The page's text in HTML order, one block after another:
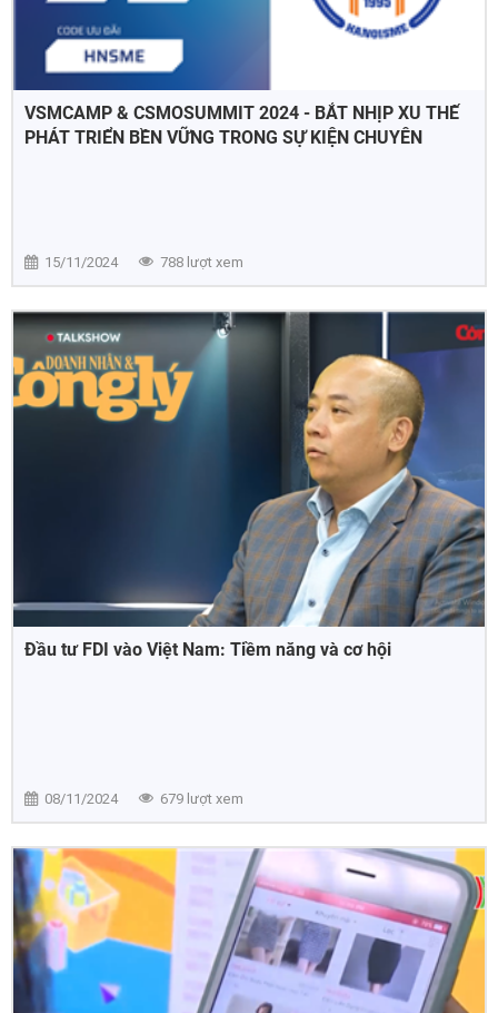
VSMCAMP & CSMOSUMMIT 2024 - BẮT NHỊP XU THẾ
PHÁT TRIỂN BỀN VỮNG TRONG SỰ KIỆN CHUYÊN
15/11/2024 788 lượt xem
Đầu tư FDI vào Việt Nam: Tiềm năng và cơ hội
08/11/2024 679 lượt xem